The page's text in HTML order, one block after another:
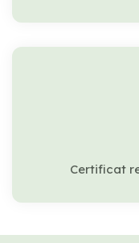
Certificat